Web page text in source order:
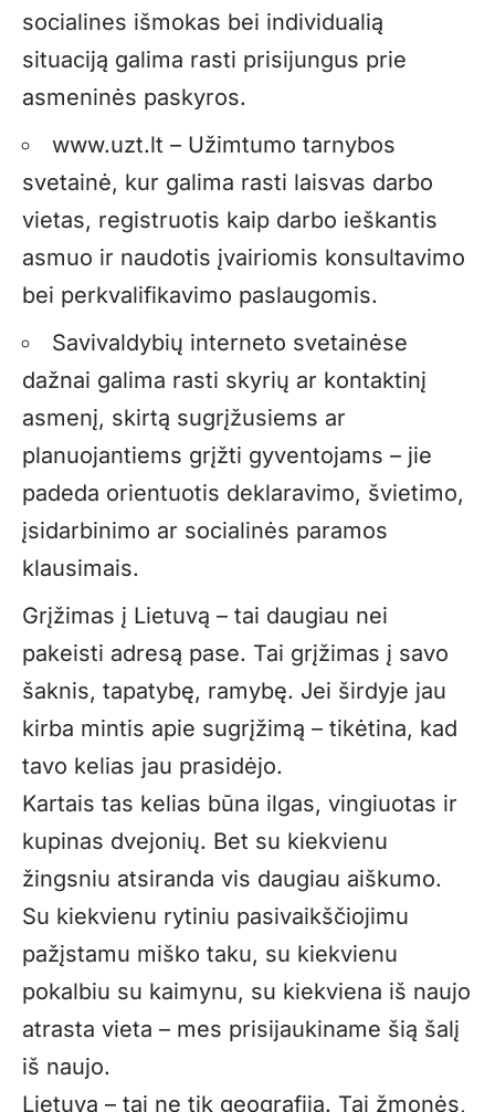
socialines išmokas bei individualią
situaciją galima rasti prisijungus prie
asmeninės paskyros.
www.uzt.lt – Užimtumo tarnybos
svetainė, kur galima rasti laisvas darbo
vietas, registruotis kaip darbo ieškantis
asmuo ir naudotis įvairiomis konsultavimo
bei perkvalifikavimo paslaugomis.
Savivaldybių interneto svetainėse
dažnai galima rasti skyrių ar kontaktinį
asmenį, skirtą sugrįžusiems ar
planuojantiems grįžti gyventojams – jie
padeda orientuotis deklaravimo, švietimo,
įsidarbinimo ar socialinės paramos
klausimais.
Grįžimas į Lietuvą – tai daugiau nei
pakeisti adresą pase. Tai grįžimas į savo
šaknis, tapatybę, ramybę. Jei širdyje jau
kirba mintis apie sugrįžimą – tikėtina, kad
tavo kelias jau prasidėjo.
Kartais tas kelias būna ilgas, vingiuotas ir
kupinas dvejonių. Bet su kiekvienu
žingsniu atsiranda vis daugiau aiškumo.
Su kiekvienu rytiniu pasivaikščiojimu
pažįstamu miško taku, su kiekvienu
pokalbiu su kaimynu, su kiekviena iš naujo
atrasta vieta – mes prisijaukiname šią šalį
iš naujo.
Lietuva – tai ne tik geografija. Tai žmonės,